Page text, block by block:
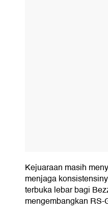
Kejuaraan masih
menjaga
terbuka lebar bagi
mengembangkan RS-